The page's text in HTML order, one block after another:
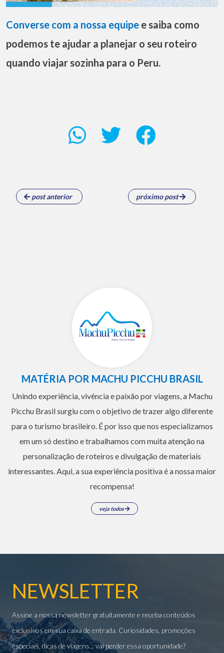
Converse com a nossa equipe e saiba como
podemos te ajudar a planejar o seu roteiro
quando viajar sozinha para o Peru.
post anterior próximo post
MATÉRIA POR MACHU PICCHU BRASIL
Unindo experiência, vivência e paixão por viagens, a Machu
Picchu Brasil surgiu com o objetivo de trazer algo diferente
para o turismo brasileiro. É por isso que nos especializamos
em um só destino e trabalhamos com muita atenção na
personalização de roteiros e divulgação de materiais
interessantes. Aqui, a sua experiência positiva é a nossa maior
recompensa!
veja todos
NEWSLETTER
Assine a nossa newsletter gratuitamente e receba conteúdos
exclusivos em sua caixa de entrada. Curiosidades, promoções
especiais, dicas de viagens... vai perder essa oportunidade?